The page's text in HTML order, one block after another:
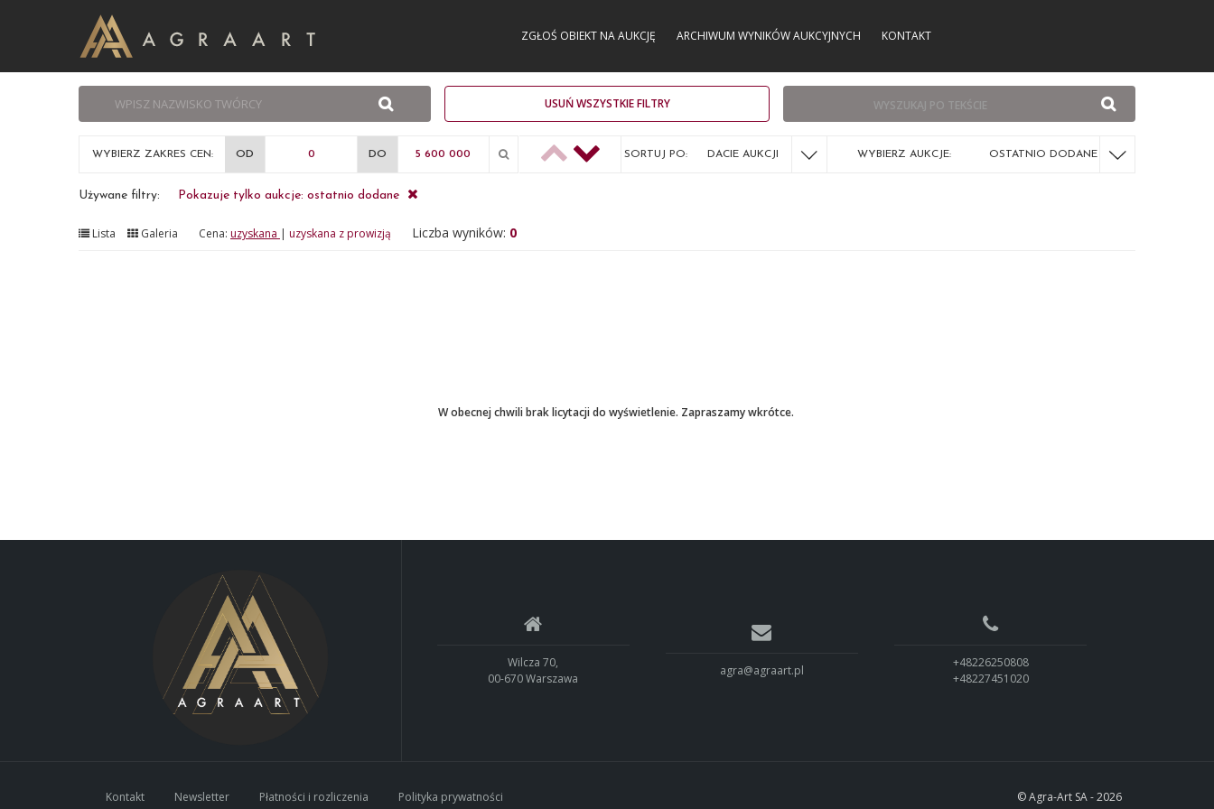
ZGŁOŚ OBIEKT NA AUKCJĘ ARCHIWUM WYNIKÓW AUKCYJNYCH KONTAKT
USUŃ WSZYSTKIE FILTRY
WYBIERZ ZAKRES CEN: OD DO SORTUJ PO: DACIE AUKCJI WYBIERZ AUKCJE: OSTATNIO DODANE
Używane filtry: Pokazuje tylko aukcje: ostatnio dodane
Lista Galeria Cena: uzyskana | uzyskana z prowizją Liczba wyników: 0
W obecnej chwili brak licytacji do wyświetlenie. Zapraszamy wkrótce.
Wilcza 70,
00-670 Warszawa
agra@agraart.pl
+48226250808
+48227451020
Kontakt Newsletter Płatności i rozliczenia Polityka prywatności © Agra-Art SA - 2026